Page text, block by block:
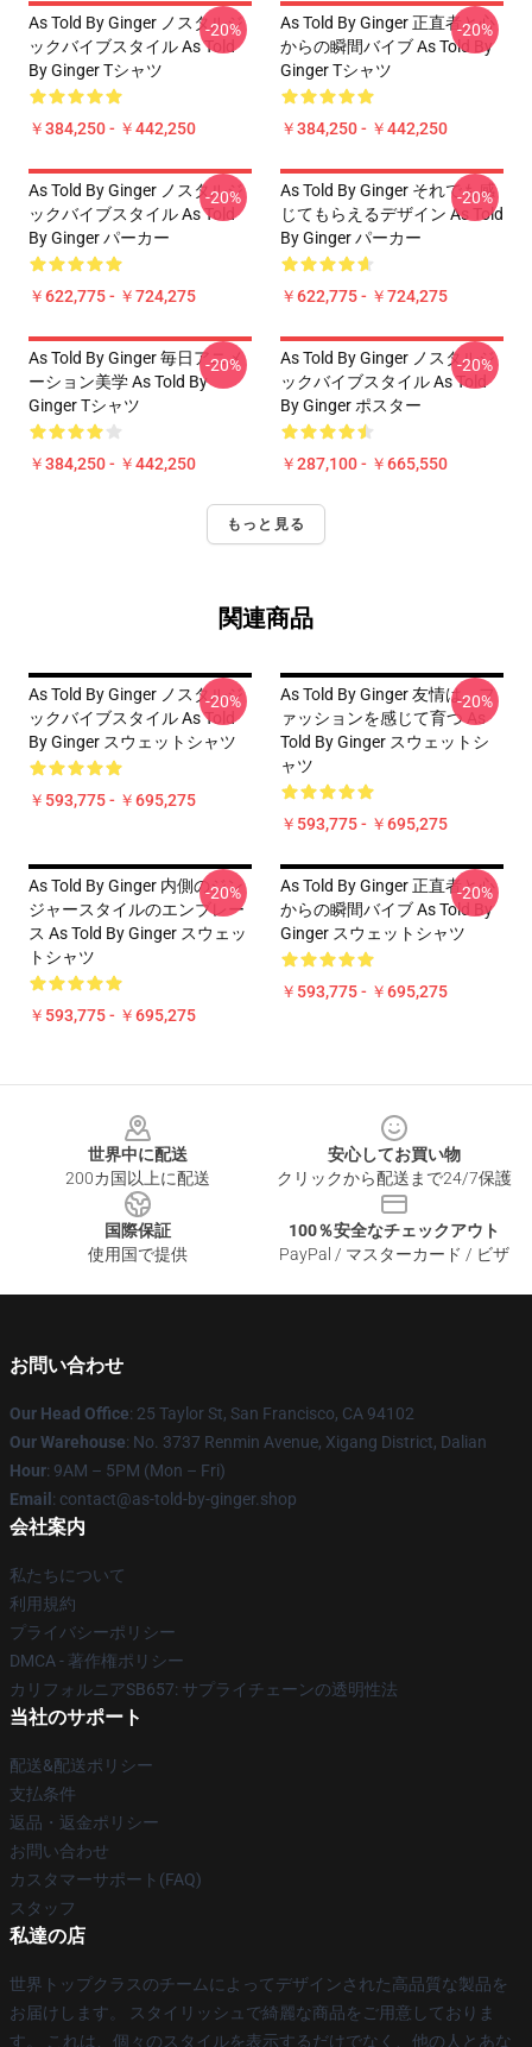
As Told By Ginger ノスタルジ
ックバイブスタイル As Told
By Ginger Tシャツ
￥384,250 - ￥442,250
-20%
As Told By Ginger 正直者と心
からの瞬間バイブ As Told By
Ginger Tシャツ
￥384,250 - ￥442,250
-20%
As Told By Ginger ノスタルジ
ックバイブスタイル As Told
By Ginger パーカー
￥622,775 - ￥724,275
-20%
As Told By Ginger それでも感
じてもらえるデザイン As Told
By Ginger パーカー
￥622,775 - ￥724,275
-20%
As Told By Ginger 毎日アニメ
ーション美学 As Told By
Ginger Tシャツ
￥384,250 - ￥442,250
-20%
As Told By Ginger ノスタルジ
ックバイブスタイル As Told
By Ginger ポスター
￥287,100 - ￥665,550
-20%
もっと見る
関連商品
As Told By Ginger ノスタルジ
ックバイブスタイル As Told
By Ginger スウェットシャツ
￥593,775 - ￥695,275
-20%
As Told By Ginger 友情は、フ
ァッションを感じて育つ As
Told By Ginger スウェットシ
ャツ
￥593,775 - ￥695,275
-20%
As Told By Ginger 内側のジン
ジャースタイルのエンブレー
ス As Told By Ginger スウェッ
トシャツ
￥593,775 - ￥695,275
-20%
As Told By Ginger 正直者と心
からの瞬間バイブ As Told By
Ginger スウェットシャツ
￥593,775 - ￥695,275
-20%
世界中に配送
200カ国以上に配送
安心してお買い物
クリックから配送まで24/7保護
国際保証
使用国で提供
100％安全なチェックアウト
PayPal / マスターカード / ビザ
お問い合わせ
Our Head Office: 25 Taylor St, San Francisco, CA 94102
Our Warehouse: No. 3737 Renmin Avenue, Xigang District, Dalian
Hour: 9AM – 5PM (Mon – Fri)
Email : contact@as-told-by-ginger.shop
会社案内
私たちについて
利用規約
プライバシーポリシー
DMCA - 著作権ポリシー
カリフォルニアSB657: サプライチェーンの透明性法
当社のサポート
配送&配送ポリシー
支払条件
返品・返金ポリシー
お問い合わせ
カスタマーサポート(FAQ)
スタッフ
私達の店
世界トップクラスのチームによってデザインされた高品質な製品を
お届けします。 スタイリッシュで綺麗な商品をご用意しておりま
す。 これは、個々のスタイルを表示するだけでなく、他の人とあな